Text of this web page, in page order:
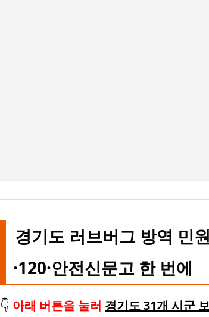
경기도 러브버그 방역 민
·120·안전신문고 한 번에
👇 아래 버튼을 눌러 경기도 31개 시군